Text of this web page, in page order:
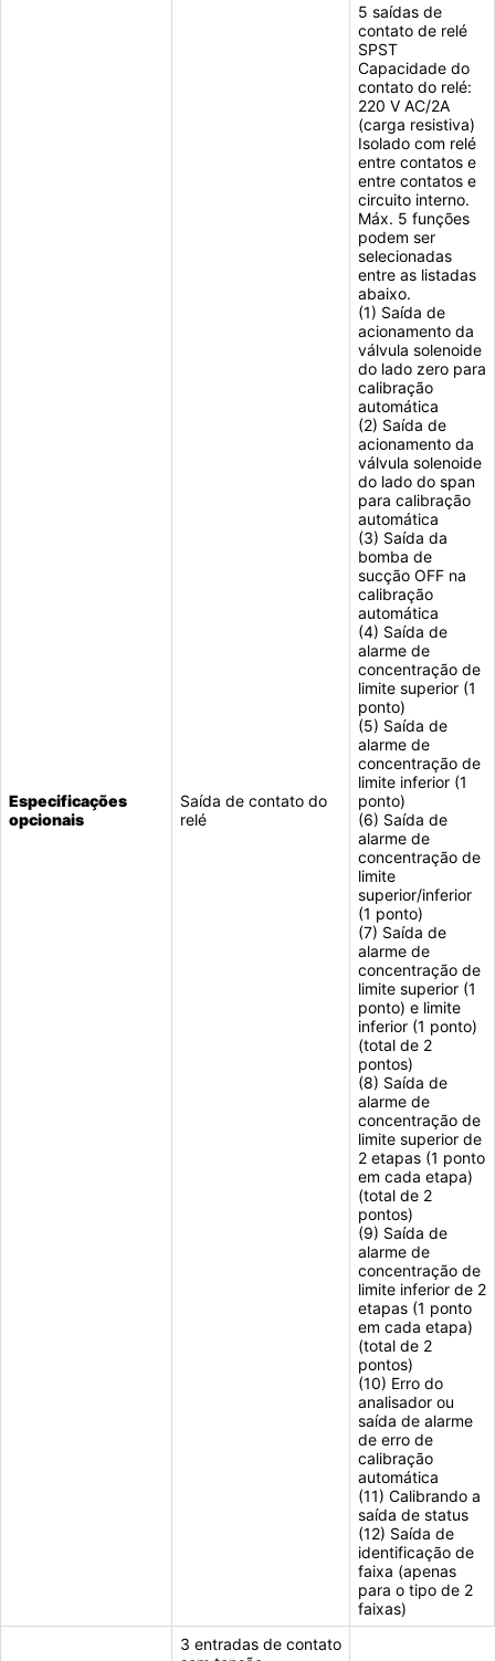
Especificações
opcionais
Saída de contato do
relé
5 saídas de
contato de relé
SPST
Capacidade do
contato do relé:
220 V AC/2A
(carga resistiva)
Isolado com relé
entre contatos e
entre contatos e
circuito interno.
Máx. 5 funções
podem ser
selecionadas
entre as listadas
abaixo.
(1) Saída de
acionamento da
válvula solenoide
do lado zero para
calibração
automática
(2) Saída de
acionamento da
válvula solenoide
do lado do span
para calibração
automática
(3) Saída da
bomba de
sucção OFF na
calibração
automática
(4) Saída de
alarme de
concentração de
limite superior (1
ponto)
(5) Saída de
alarme de
concentração de
limite inferior (1
ponto)
(6) Saída de
alarme de
concentração de
limite
superior/inferior
(1 ponto)
(7) Saída de
alarme de
concentração de
limite superior (1
ponto) e limite
inferior (1 ponto)
(total de 2
pontos)
(8) Saída de
alarme de
concentração de
limite superior de
2 etapas (1 ponto
em cada etapa)
(total de 2
pontos)
(9) Saída de
alarme de
concentração de
limite inferior de 2
etapas (1 ponto
em cada etapa)
(total de 2
pontos)
(10) Erro do
analisador ou
saída de alarme
de erro de
calibração
automática
(11) Calibrando a
saída de status
(12) Saída de
identificação de
faixa (apenas
para o tipo de 2
faixas)
3 entradas de contato